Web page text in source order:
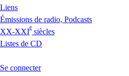
Liens
Émissions de radio, Podcasts
XX-XXI
e
siècles
Listes de CD
Se connecter